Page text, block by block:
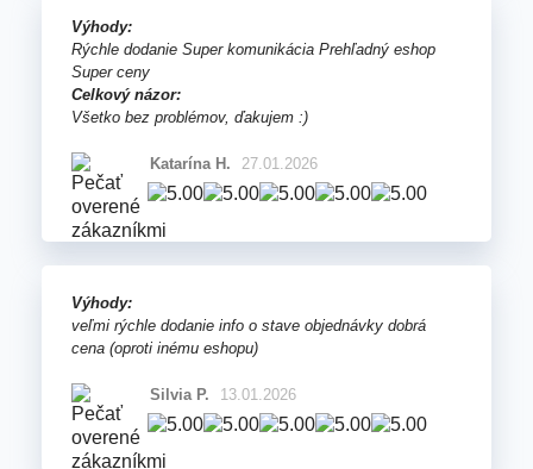
Výhody:
Rýchle dodanie Super komunikácia Prehľadný eshop
Super ceny
Celkový názor:
Všetko bez problémov, ďakujem :)
Katarína H. 27.01.2026
Výhody:
veľmi rýchle dodanie info o stave objednávky dobrá
cena (oproti inému eshopu)
Silvia P. 13.01.2026